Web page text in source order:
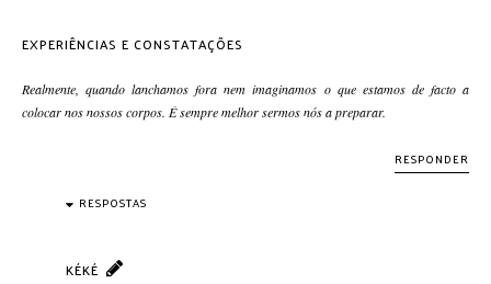
EXPERIÊNCIAS E CONSTATAÇÕES
Realmente, quando lanchamos fora nem imaginamos o que estamos de facto a
colocar nos nossos corpos. É sempre melhor sermos nós a preparar.
RESPONDER
RESPOSTAS
KÉKÉ